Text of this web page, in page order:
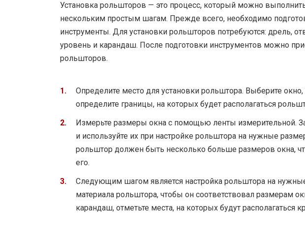
Установка рольшторов — это процесс, который можно
нескольким простым шагам. Прежде всего, необходимо
инструменты. Для установки рольшторов потребуются: дрель,
уровень и карандаш. После подготовки инструментов можно
рольшторов.
Определите место для установки рольштора. Выберите окно,
определите границы, на которых будет располагаться
Измерьте размеры окна с помощью ленты измерительной.
и используйте их при настройке рольштора на нужные
рольштор должен быть несколько больше размеров окна,
его.
Следующим шагом является настройка рольштора на
материала рольштора, чтобы он соответствовал размерам
карандаш, отметьте места, на которых будут располагаться